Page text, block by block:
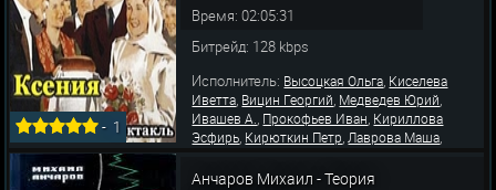
- 1
Время: 02:05:31
Битрейд: 128 kbps
Исполнитель: Высоцкая Ольга, Киселева
Иветта, Вицин Георгий, Медведев Юрий,
Ивашев А., Прокофьев Иван, Кириллова
Эсфирь, Кирюткин Петр,Лаврова Маша,
Лакирев Виктор,Васильев Андрей
Анчаров Михаил - Теория